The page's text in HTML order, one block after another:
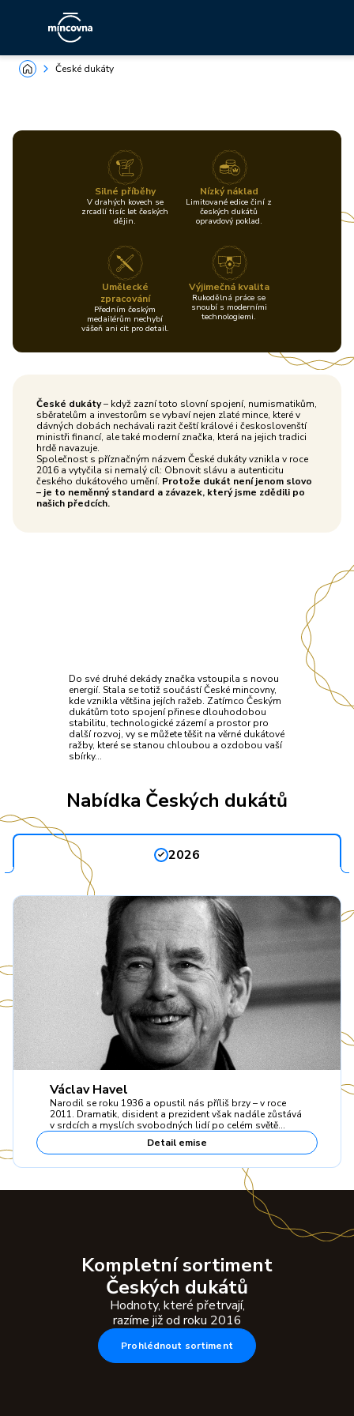
České dukáty
Silné příběhy
V drahých kovech se
zrcadlí tisíc let českých
dějin.
Nízký náklad
Limitované edice činí z
českých dukátů
opravdový poklad.
Umělecké
zpracování
Předním českým
medailérům nechybí
vášeň ani cit pro detail.
Výjimečná kvalita
Rukodělná práce se
snoubí s moderními
technologiemi.
České dukáty– když zazní toto slovní spojení, numismatikům,
sběratelům a investorům se vybaví nejen zlaté mince, které v
dávných dobách nechávali razit čeští králové i českoslovenští
ministři financí, ale také moderní značka, která na jejich tradici
hrdě navazuje.
Společnost s příznačným názvem České dukáty vznikla v roce
2016 a vytyčila si nemalý cíl: Obnovit slávu a autenticitu
českého dukátového umění. Protože dukát není jenom slovo
– je to neměnný standard a závazek, který jsme zdědili po
našich předcích.
Do své druhé dekády značka vstoupila s novou
energií. Stala se totiž součástí České mincovny,
kde vznikla většina jejích ražeb. Zatímco Českým
dukátům toto spojení přinese dlouhodobou
stabilitu, technologické zázemí a prostor pro
další rozvoj, vy se můžete těšit na věrné dukátové
ražby, které se stanou chloubou a ozdobou vaší
sbírky…
Nabídka Českých dukátů
2026
Václav Havel
Narodil se roku 1936 a opustil nás příliš brzy – v roce
2011. Dramatik, disident a prezident však nadále zůstává
v srdcích a myslích svobodných lidí po celém světě…
Detail emise
Kompletní sortiment
Českých dukátů
Hodnoty, které přetrvají,
razíme již od roku 2016
Prohlédnout sortiment